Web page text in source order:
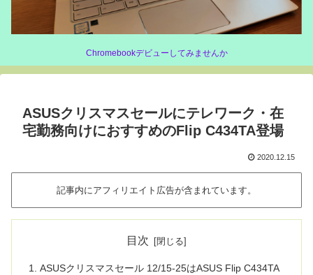
Chromebookデビューしてみませんか
ASUSクリスマスセールにテレワーク・在
宅勤務向けにおすすめのFlip C434TA登場
2020.12.15
記事内にアフィリエイト広告が含まれています。
目次
ASUSクリスマスセール 12/15-25はASUS Flip C434TA